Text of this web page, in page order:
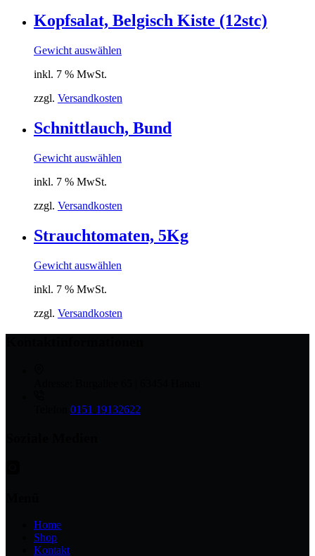
Kopfsalat, Belgisch Kiste (12stc)
Gewicht auswählen
inkl. 7 % MwSt.
zzgl. Versandkosten
Schnittlauch, Bund
Gewicht auswählen
inkl. 7 % MwSt.
zzgl. Versandkosten
Strauchtomaten, 5Kg
Gewicht auswählen
inkl. 7 % MwSt.
zzgl. Versandkosten
0151 19132622
Home
Shop
Kontakt